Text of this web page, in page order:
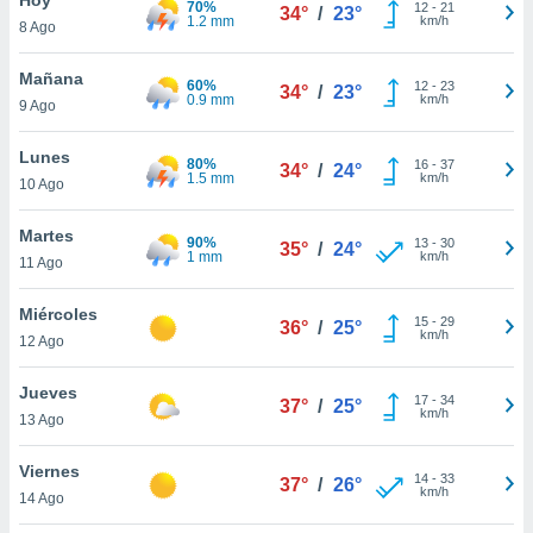
y
en
más
de
8 Ago
70%
1.2 mm
34° / 23° 12- 21
km/h
Mañana
9 Ago
60%
0.9 mm
34° / 23° 12- 23
km/h
Lunes
10 Ago
80%
1.5 mm
34° / 24° 16- 37
km/h
Martes
11 Ago
90%
1 mm
35° / 24° 13- 30
km/h
Miércoles
12 Ago
36° / 25° 15- 29
km/h
Jueves
13 Ago
37° / 25° 17- 34
km/h
Viernes
14 Ago
37° / 26° 14- 33
km/h